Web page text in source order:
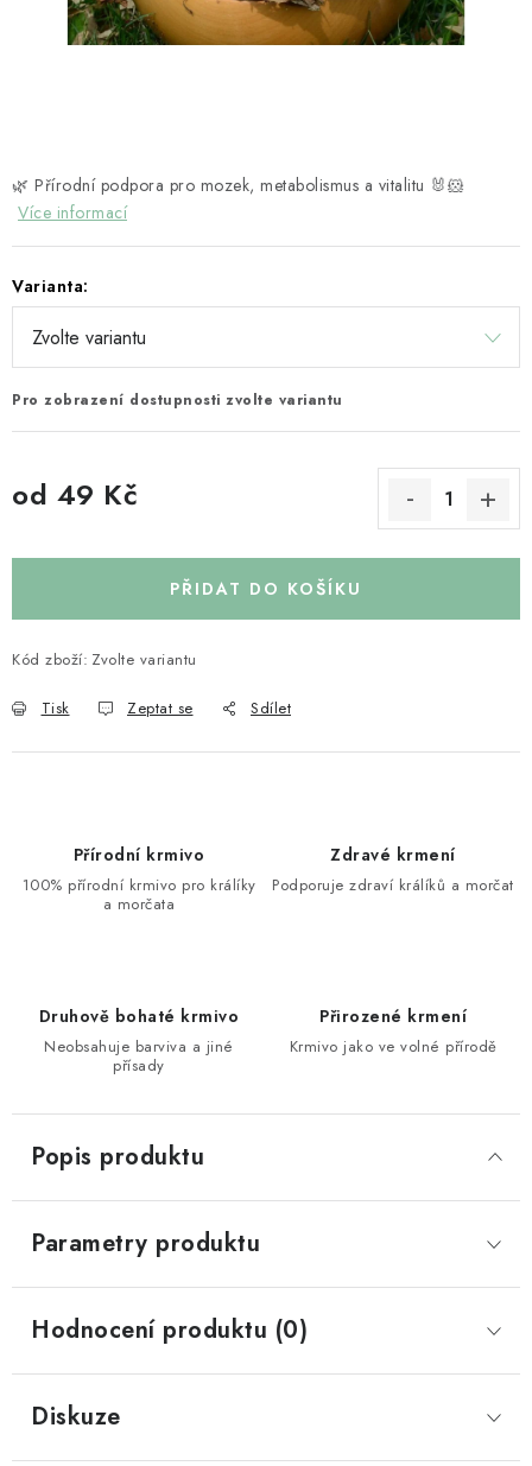
HODNOCENÍ OBCHODU
OBCHODNÍ PODMÍNKY
KONTAKTY
🌿 Přírodní podpora pro mozek, metabolismus a vitalitu 🐰🐹
Více informací
Varianta:
Pro zobrazení dostupnosti zvolte variantu
od 49 Kč
PŘIDAT DO KOŠÍKU
Kód zboží: Zvolte variantu
Tisk Zeptat se Sdílet
Přírodní krmivo
100% přírodní krmivo pro králíky
a morčata
Zdravé krmení
Podporuje zdraví králíků a morčat
Druhově bohaté krmivo
Neobsahuje barviva a jiné
přísady
Přirozené krmení
Krmivo jako ve volné přírodě
Popis produktu
Parametry produktu
Hodnocení produktu (0)
Diskuze